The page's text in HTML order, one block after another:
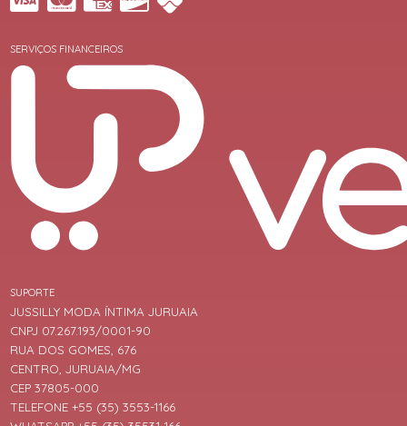
SERVIÇOS FINANCEIROS
SUPORTE
JUSSILLY MODA ÍNTIMA JURUAIA
CNPJ 07.267.193/0001-90
RUA DOS GOMES, 676
CENTRO, JURUAIA/MG
CEP 37805-000
TELEFONE +55 (35) 3553-1166